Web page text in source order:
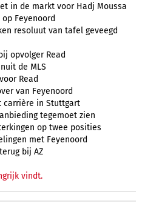
in de markt voor Hadj Moussa
Feyenoord
resoluut van tafel geveegd
opvolger Read
de MLS
Read
van Feyenoord
carrière in Stuttgart
tegemoet zien
op twee posities
met Feyenoord
bij AZ
vindt.